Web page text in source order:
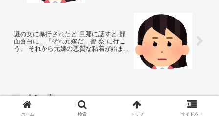
謎の女に暴行されたと 旦那に話すと 顔
面蒼白に…『それ元嫁だ…警 察 に行こ
う』 それから元嫁の悪質な粘着が始まっ
コメント
ホーム 検索 トップ サイドバー